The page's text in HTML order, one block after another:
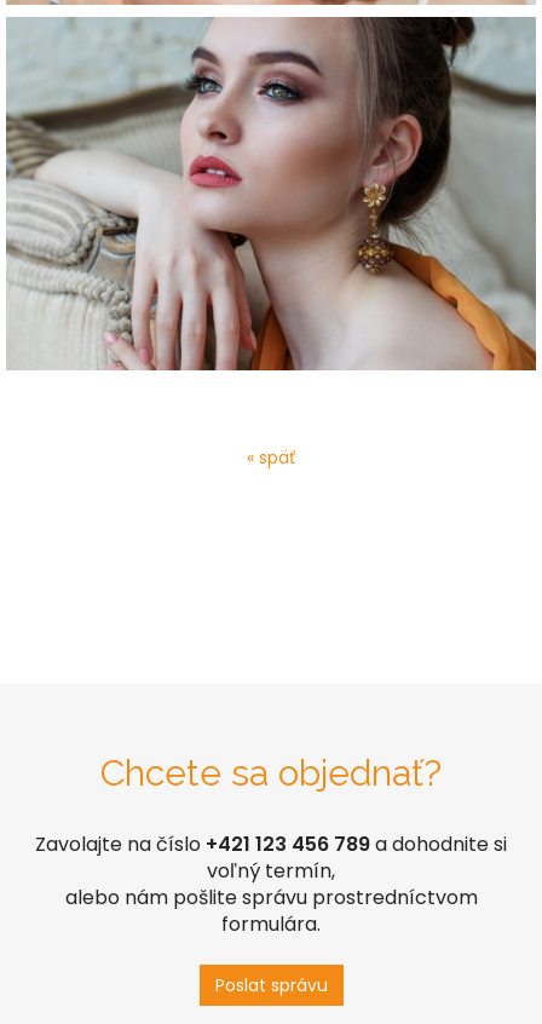
« späť
Chcete sa objednať?
Zavolajte na číslo +421 123 456 789a dohodnite si
voľný termín,
alebo nám pošlite správu prostredníctvom
formulára.
Poslat správu